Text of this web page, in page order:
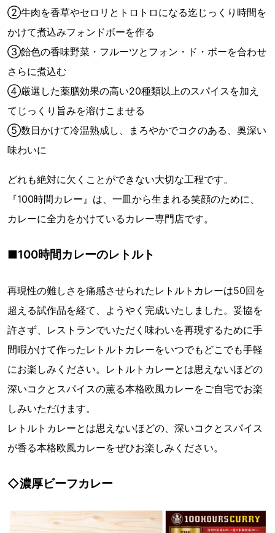
②牛肉を香草やセロリとトロトロになる迄じっくり時間を
かけて煮込みフォンドボーを作る
③飴色の香味野菜・フルーツとフォン・ド・ボーを合わせ
さらに煮込む
④厳選した薬膳効果の高い20種類以上のスパイスを加え
てじっくり旨みを溶けこませる
⑤数日かけて冷温熟成し、まろやかでコクのある、奥深い
味わいに
どれも絶対に欠くことができない大切な工程です。
『100時間カレー』は、一皿から生まれる笑顔のために、
カレーに全力をかけているカレー専門店です。
■100時間カレーのレトルト
再現性の難しさを痛感させられたレトルトカレーは50回を
超える試作品を経て、ようやく完成いたしました。妥協を
許さず、レストランでいただく味わいを再現するために手
間暇かけて作ったレトルトカレーをいつでもどこでも手軽
にお楽しみください。レトルトカレーとは思えないほどの
深いコクとスパイスの薫る本格欧風カレーをご自宅でお楽
しみいただけます。
レトルトカレーとは思えないほどの、深いコクとスパイス
が香る本格欧風カレーをぜひお楽しみください。
◇濃厚ビーフカレー